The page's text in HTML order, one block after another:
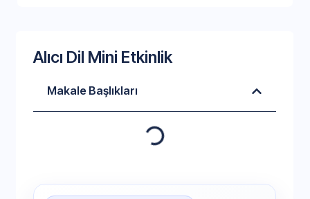
Alıcı Dil Mini Etkinlik
Makale Başlıkları